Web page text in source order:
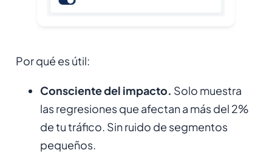
Por qué es útil:
Consciente del impacto. Solo muestra
las regresiones que afectan a más del 2%
de tu tráfico. Sin ruido de segmentos
pequeños.